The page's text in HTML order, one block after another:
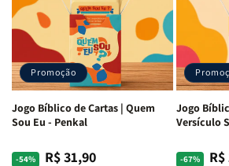
Color
Brochura
Rei
Leão
Color
|
Brochura
|
Rei
Leão
Capa
Dura
Harpa
|
-
Cruz
Promoção
Jogo Bíblico de Cartas | Quem
Sou Eu - Penkal
-54%
Preço
PreçoR$ 31,90
Jogo
Versículo
-67%
Preço
Preço